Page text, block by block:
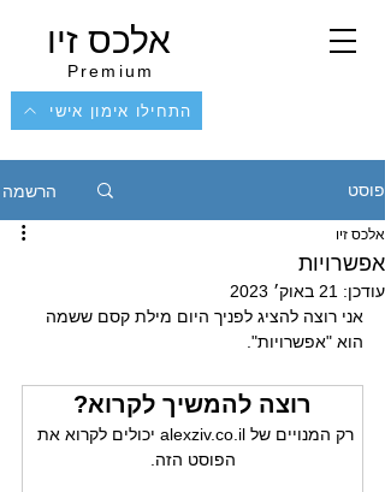
אלכס זיו
Premium
התחילו אימון אישי
פוסט הרשמה
אפשרויות
אלכס זיו
עודכן: 21 באוק׳ 2023
אני רוצה להציג לפניך היום מילת קסם ששמה
הוא "אפשרויות".
רוצה להמשיך לקרוא?
רק המנויים של alexziv.co.il יכולים לקרוא את
הפוסט הזה.